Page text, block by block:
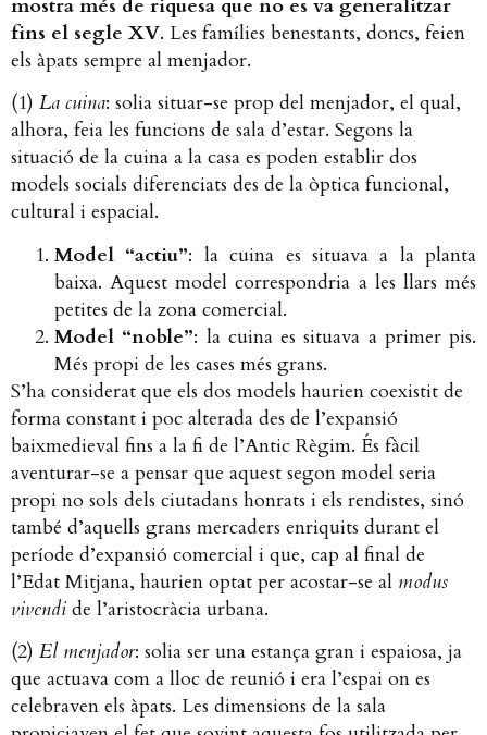
mostra més de riquesa que no es va generalitzar
fins el segle XV. Les famílies benestants, doncs, feien
els àpats sempre al menjador.
(1) La cuina: solia situar-se prop del menjador, el qual,
alhora, feia les funcions de sala d’estar. Segons la
situació de la cuina a la casa es poden establir dos
models socials diferenciats des de la òptica funcional,
cultural i espacial.
Model “actiu”: la cuina es situava a la planta
baixa. Aquest model correspondria a les llars més
petites de la zona comercial.
Model “noble”: la cuina es situava a primer pis.
Més propi de les cases més grans.
S’ha considerat que els dos models haurien coexistit de
forma constant i poc alterada des de l’expansió
baixmedieval fins a la fi de l’Antic Règim. És fàcil
aventurar-se a pensar que aquest segon model seria
propi no sols dels ciutadans honrats i els rendistes, sinó
també d’aquells grans mercaders enriquits durant el
període d’expansió comercial i que, cap al final de
l’Edat Mitjana, haurien optat per acostar-se al modus
vivendi de l’aristocràcia urbana.
(2) El menjador: solia ser una estança gran i espaiosa, ja
que actuava com a lloc de reunió i era l’espai on es
celebraven els àpats. Les dimensions de la sala